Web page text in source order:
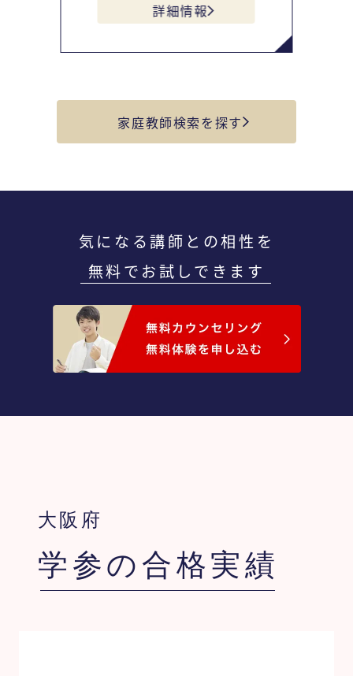
詳細情報
家庭教師検索を探す
気になる講師との相性を
無料でお試しできます
大阪府
学参の合格実績